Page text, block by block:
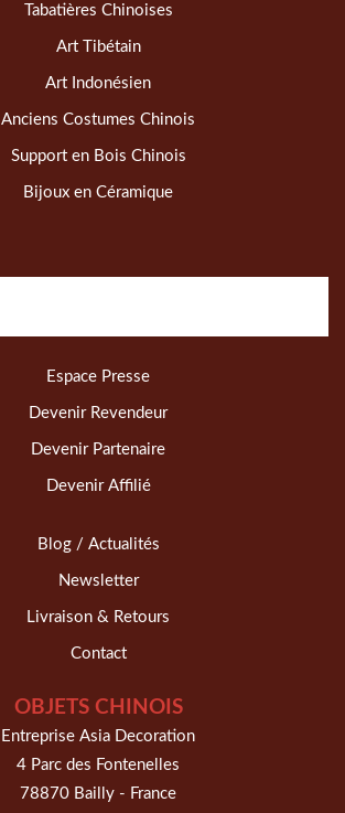
Tabatières Chinoises
Art Tibétain
Art Indonésien
Anciens Costumes Chinois
Support en Bois Chinois
Bijoux en Céramique
Espace Presse
Devenir Revendeur
Devenir Partenaire
Devenir Affilié
Blog / Actualités
Newsletter
Livraison & Retours
Contact
OBJETS CHINOIS
Entreprise Asia Decoration
4 Parc des Fontenelles
78870 Bailly - France